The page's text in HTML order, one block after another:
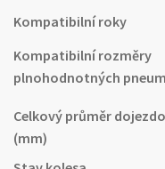
Kompatibilní roky
Kompatibilní rozměry
plnohodnotných
Celkový průměr
(mm)